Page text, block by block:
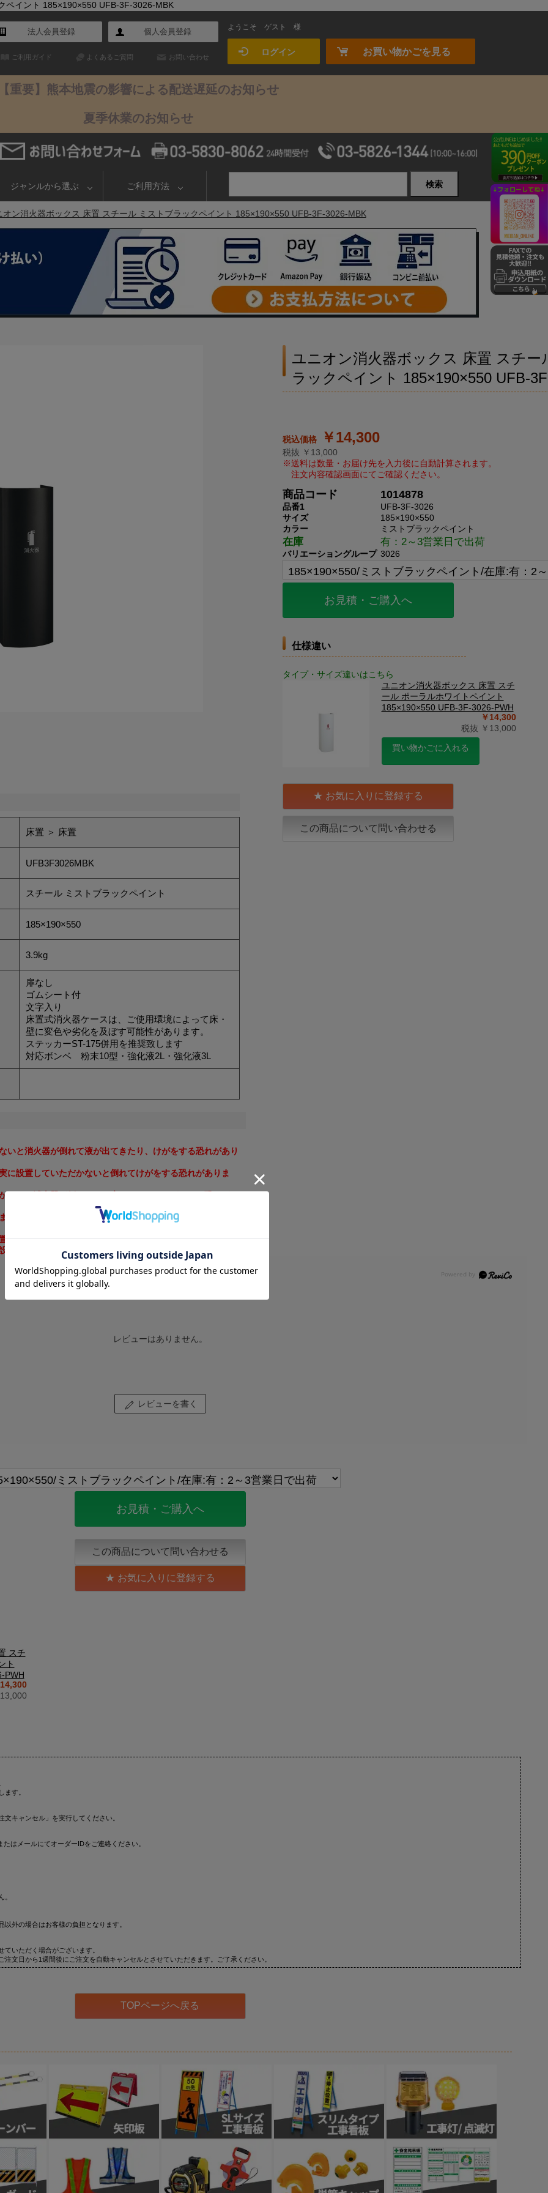
ペイント 185×190×550 UFB-3F-3026-MBK
法人会員登録 個人会員登録
ご利用ガイド よくあるご質問 お問い合わせ
ようこそ ゲスト 様
ログイン お買い物かごを見る
重要】熊本地震の影響による配送遅延のお知らせ
夏季休業のお知らせ
ジャンルから選ぶ ご利用方法 検索
オン消火器ボックス 床置 スチール ミストブラックペイント 185×190×550 UFB-3F-3026-MBK
床置 ＞ 床置
UFB3F3026MBK
スチール ミストブラックペイント
185×190×550
3.9kg
扉なし
ゴムシート付
文字入り
床置式消火器ケースは、ご使用環境によって床・
壁に変色や劣化を及ぼす可能性があります。
ステッカーST-175併用を推奨致します
対応ボンベ 粉末10型・強化液2L・強化液3L
と消火器が倒れて液が出てきたり、けがをする恐れがあり
設置していただかないと倒れてけがをする恐れがありま
いと消火器が倒れたり、扉にあたってけがをする恐れがあ
すと倒れてけがをする恐れがあります。
してください。
置に関してはメーカーにご相談ください。
ユニオン消火器ボックス 床置 スチー
ラックペイント 185×190×550 UFB-
￥14,300
税抜 ￥13,000
商品コード 1014878
品番1
UFB-3F-3026
サイズ
185×190×550
カラー
ミストブラックペイント
在庫 有：2～3営業日で出荷
バリエーショングループ 3026
お見積・ご購入へ
仕様違い
タイプ・サイズ違いはこちら
ユニオン消火器ボックス 床置 スチ
ール ポーラルホワイトペイント
185×190×550 UFB-3F-3026-PWH
￥14,300
税抜 ￥13,000
買い物かごに入れる
この商品について問い合わせる
お気に入りに登録する
レビューはありません。
レビューを書く
お見積・ご購入へ
この商品について問い合わせる
お気に入りに登録する
スチ
ト
PWH
す。
キャンセル」を実行してください。
はメールにてオーダーIDをご連絡ください。
。
外の場合はお客様の負担となります。
いただく場合がございます。
文日から1週間後にご注文を自動キャンセルとさせていただきます。ご了承ください。
TOPページへ戻る